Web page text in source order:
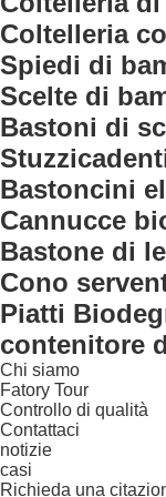
Coltelleria
Spiedi di
Scelte di
Bastoni di
Bastoncini
Cannucce
Bastone di
Cono
Piatti
contenitore
Chi siamo
Fatory Tour
Controllo di qualità
Contattaci
notizie
casi
Richieda una